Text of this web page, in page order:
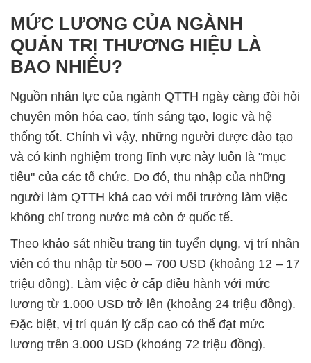
MỨC LƯƠNG CỦA NGÀNH
QUẢN TRỊ THƯƠNG HIỆU LÀ
BAO NHIÊU?
Nguồn nhân lực của ngành QTTH ngày càng đòi hỏi
chuyên môn hóa cao, tính sáng tạo, logic và hệ
thống tốt. Chính vì vậy, những người được đào tạo
và có kinh nghiệm trong lĩnh vực này luôn là "mục
tiêu" của các tổ chức. Do đó, thu nhập của những
người làm QTTH khá cao với môi trường làm việc
không chỉ trong nước mà còn ở quốc tế.
Theo khảo sát nhiều trang tin tuyển dụng, vị trí nhân
viên có thu nhập từ 500 – 700 USD (khoảng 12 – 17
triệu đồng). Làm việc ở cấp điều hành với mức
lương từ 1.000 USD trở lên (khoảng 24 triệu đồng).
Đặc biệt, vị trí quản lý cấp cao có thể đạt mức
lương trên 3.000 USD (khoảng 72 triệu đồng).